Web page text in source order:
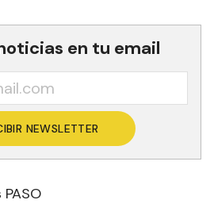
en tu email
NEWSLETTER